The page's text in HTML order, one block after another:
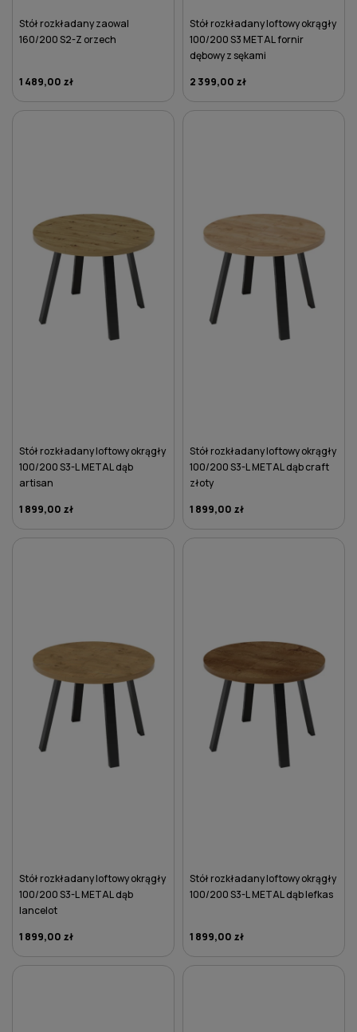
Stół rozkładany zaowal
160/200 S2-Z orzech
1 489,00 zł
Stół rozkładany loftowy okrągły
100/200 S3 METAL fornir
dębowy z sękami
2 399,00 zł
Stół rozkładany loftowy okrągły
100/200 S3-L METAL dąb
artisan
1 899,00 zł
Stół rozkładany loftowy okrągły
100/200 S3-L METAL dąb craft
złoty
1 899,00 zł
Stół rozkładany loftowy okrągły
100/200 S3-L METAL dąb
lancelot
1 899,00 zł
Stół rozkładany loftowy okrągły
100/200 S3-L METAL dąb lefkas
1 899,00 zł